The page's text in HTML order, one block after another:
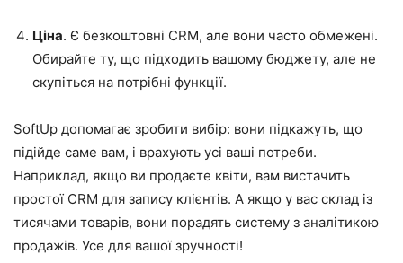
Ціна. Є безкоштовні CRM, але вони часто обмежені.
Обирайте ту, що підходить вашому бюджету, але не
скупіться на потрібні функції.
SoftUp допомагає зробити вибір: вони підкажуть, що
підійде саме вам, і врахують усі ваші потреби.
Наприклад, якщо ви продаєте квіти, вам вистачить
простої CRM для запису клієнтів. А якщо у вас склад із
тисячами товарів, вони порадять систему з аналітикою
продажів. Усе для вашої зручності!